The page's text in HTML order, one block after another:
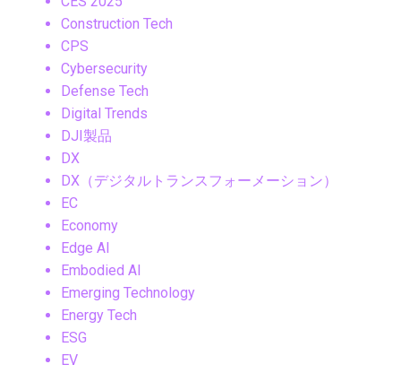
Construction Tech
CPS
Cybersecurity
Defense Tech
Digital Trends
DJI製品
DX
DX（デジタルトランスフォーメーション）
EC
Economy
Edge AI
Embodied AI
Emerging Technology
Energy Tech
ESG
EV